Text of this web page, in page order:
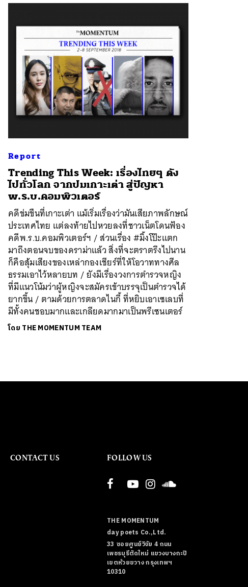
Report
Trending This Week: เรื่องไทยๆ ดัง
ไปทั่วโลก จากปมเกาะเต่า สู่ปัญหา
พ.ร.บ.คอมพิวเตอร์
คดีข่มขืนที่เกาะเต่า แม้เริ่มเรื่องว่ามันเสียภาพลักษณ์
ประเทศไทย แต่ลงท้ายไปหวยลงที่ชาวเน็ตโดนฟ้อง
คดีพ.ร.บ.คอมพิวเตอร์ฯ / ส่วนเรื่อง #มิ้งโป๊ะแตก
มาถึงตอนจบของดราม่าแล้ว สิ่งที่จะตราตรึงไปนาน
ก็คือสุ้มเสียงของเหล่ากองเชียร์ที่ให้โอวาททางศีล
ธรรมเอาไว้หลายบท / ยังมีเรื่องวงการตำรวจหญิง
ที่มีแนวโน้มว่าผู้หญิงจะสมัครเข้าบรรจุเป็นตำรวจได้
ยากขึ้น / ตามด้วยการตลาดไนกี้ ที่หยิบเอาเซเลบที่
มีทั้งคนชอบมากและเกลียดมากมาเป็นพรีเซนเตอร์
โดย THE MOMENTUM TEAM
CONTACT US FOLLOW US
THE MOMENTUM
day poets Co.,Ltd.
33 ซอยศูนย์วิจัย 4 ถนน
เพชรบุรีตัดใหม่ แขวงบางกะปิ
เขตห้วยขวาง กรุงเทพฯ
10310